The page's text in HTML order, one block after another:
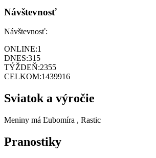
Návštevnosť
Návštevnosť:
ONLINE:1
DNES:315
TÝŽDEŇ:2355
CELKOM:1439916
Sviatok a výročie
Meniny má Ľubomíra , Rastic
Pranostiky